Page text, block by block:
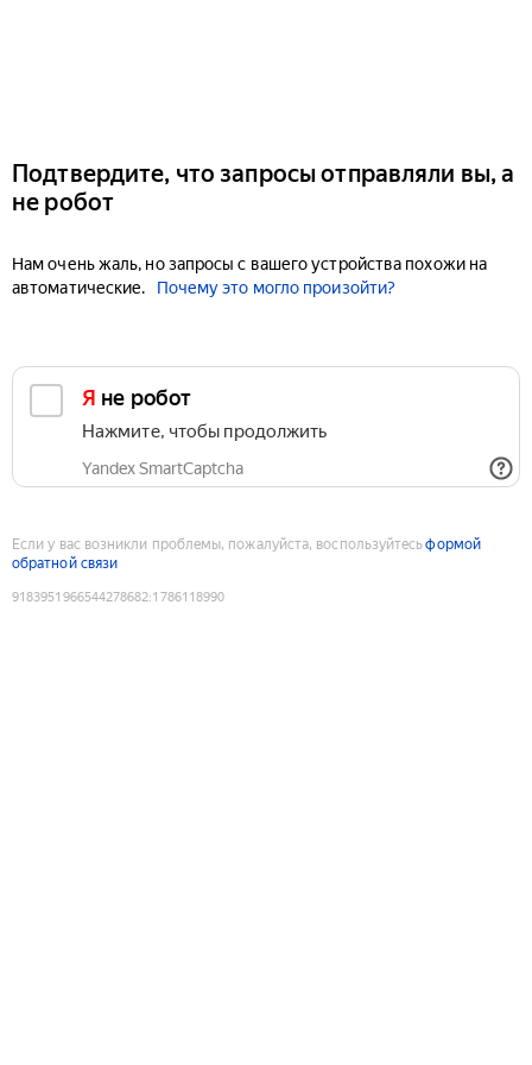
Подтвердите, что запросы отправляли вы, а
не робот
Нам очень жаль, но запросы с вашего устройства похожи на
автоматические.
Почему это могло произойти?
Я не робот
Нажмите, чтобы продолжить
Yandex SmartCaptcha
Если у вас возникли проблемы, пожалуйста, воспользуйтесьформой
обратной связи
9183951966544278682:1786118990